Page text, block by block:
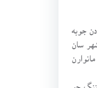
جوبه
سان
جو